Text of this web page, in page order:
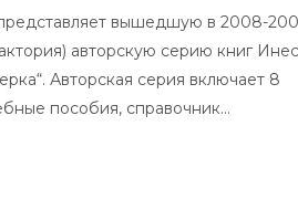
вышедшую в 2008-
авторскую серию книг
Авторская серия включает 8
пособия, справочник…